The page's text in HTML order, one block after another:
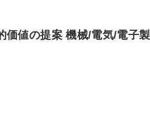
価値の提案 機械/電気/電子製